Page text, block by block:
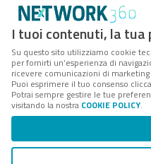
I tuoi contenuti, la tua
Su questo sito utilizziamo cookie
per fornirti un’esperienza di
ricevere comunicazioni di
Puoi esprimere il tuo consenso
Potrai sempre gestire le tue
visitando la nostra COOKIE POLICY.